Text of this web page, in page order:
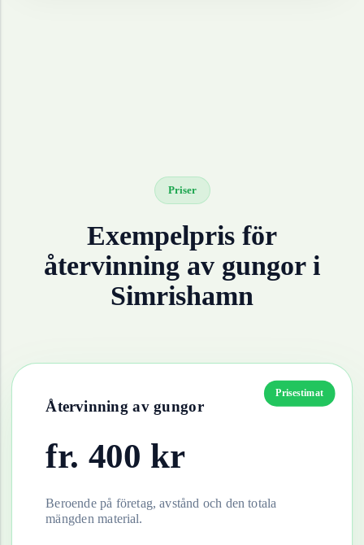
Priser
Exempelpris för
återvinning av gungori
Simrishamn
Prisestimat
Återvinning av gungor
fr. 400 kr
Beroende på företag, avstånd och den totala
mängden material.